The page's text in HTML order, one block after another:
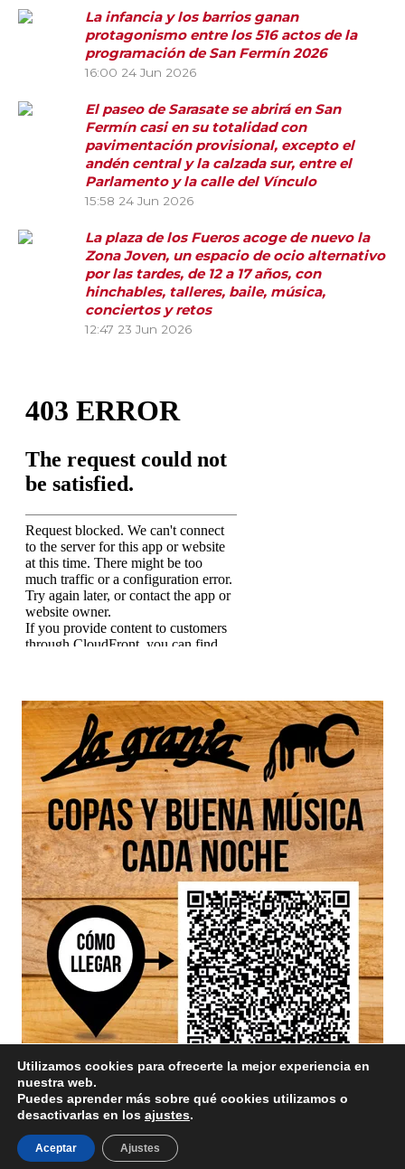
La infancia y los barrios ganan
protagonismo entre los 516 actos de la
programación de San Fermín 2026
16:00 24 Jun 2026
El paseo de Sarasate se abrirá en San
Fermín casi en su totalidad con
pavimentación provisional, excepto el
andén central y la calzada sur, entre el
Parlamento y la calle del Vínculo
15:58 24 Jun 2026
La plaza de los Fueros acoge de nuevo la
Zona Joven, un espacio de ocio alternativo
por las tardes, de 12 a 17 años, con
hinchables, talleres, baile, música,
conciertos y retos
12:47 23 Jun 2026
Aviso Legal/ Divinamente Creativos © 2025
Utilizamos cookies para ofrecerte la mejor experiencia en
nuestra web.
Puedes aprender más sobre qué cookies utilizamos o
desactivarlas en los ajustes.
Aceptar Ajustes